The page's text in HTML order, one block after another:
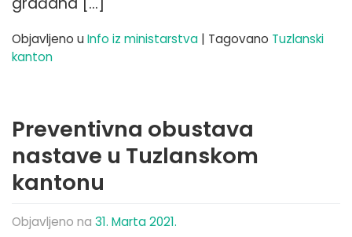
Objavljeno u Info iz ministarstva | Tagovano Tuzlanski
kanton
Preventivna obustava
nastave u Tuzlanskom
kantonu
Objavljeno na 31. Marta 2021.